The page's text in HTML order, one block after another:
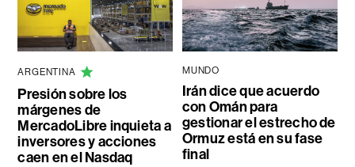
ARGENTINA
Presión sobre los
márgenes de
MercadoLibre inquieta a
inversores y acciones
caen en el Nasdaq
MUNDO
Irán dice que acuerdo
con Omán para
gestionar el estrecho de
Ormuz está en su fase
final